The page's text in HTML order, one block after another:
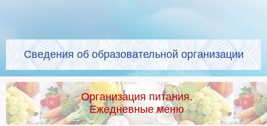
Сведения об образовательной организации
Организация питания.
Ежедневные меню